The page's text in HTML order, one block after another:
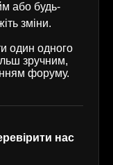
або будь-
зміни.
один одного
зручним,
форуму.
нас